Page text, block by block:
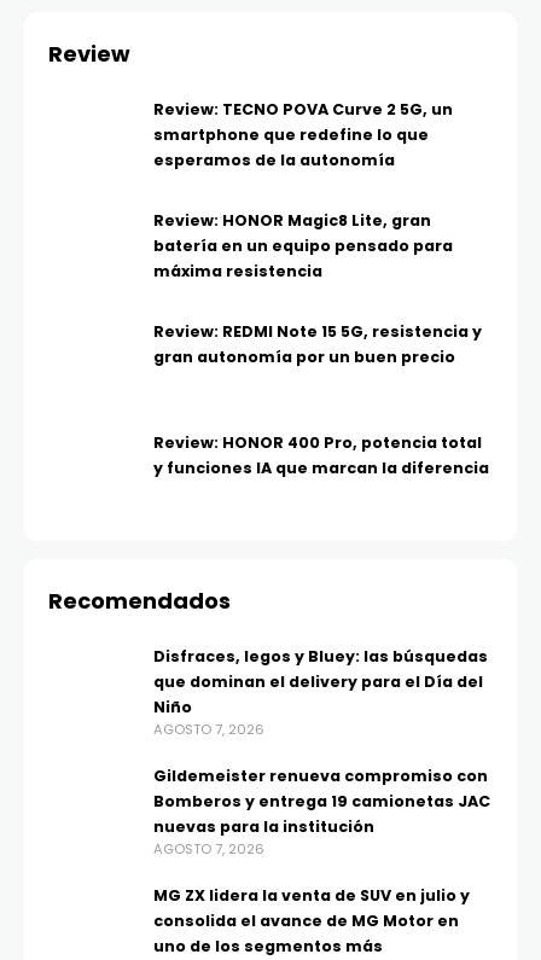
Review
Review: TECNO POVA Curve 2 5G, un
smartphone que redefine lo que
esperamos de la autonomía
Review: HONOR Magic8 Lite, gran
batería en un equipo pensado para
máxima resistencia
Review: REDMI Note 15 5G, resistencia y
gran autonomía por un buen precio
Review: HONOR 400 Pro, potencia total
y funciones IA que marcan la diferencia
Recomendados
Disfraces, legos y Bluey: las búsquedas
que dominan el delivery para el Día del
Niño
AGOSTO 7, 2026
Gildemeister renueva compromiso con
Bomberos y entrega 19 camionetas JAC
nuevas para la institución
AGOSTO 7, 2026
MG ZX lidera la venta de SUV en julio y
consolida el avance de MG Motor en
uno de los segmentos más